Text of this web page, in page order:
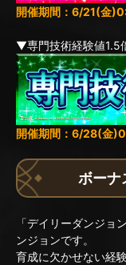
開催期間：6/21(金
▼専門技術経験値1.5
開催期間：6/28(金
ボーナ
「デイリーダンジョ
ンジョンです。
育成に欠かせない経